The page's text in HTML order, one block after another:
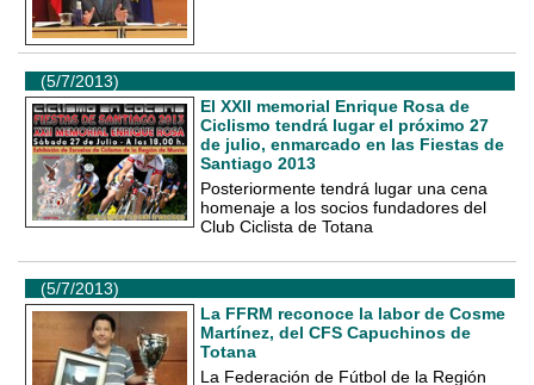
(5/7/2013)
El XXII memorial Enrique Rosa de
Ciclismo tendrá lugar el próximo 27
de julio, enmarcado en las Fiestas de
Santiago 2013
Posteriormente tendrá lugar una cena
homenaje a los socios fundadores del
Club Ciclista de Totana
(5/7/2013)
La FFRM reconoce la labor de Cosme
Martínez, del CFS Capuchinos de
Totana
La Federación de Fútbol de la Región